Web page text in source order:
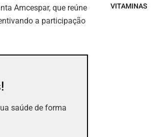
Amcespar, que reúne
a participação
saúde de forma
VITAMINAS